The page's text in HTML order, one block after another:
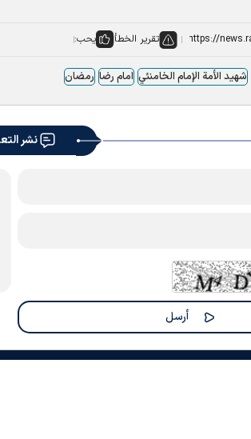
تقرير الخطأ يحب:
شهید الأمة الإمام الخامنئي امام رضا رمضان
نشر